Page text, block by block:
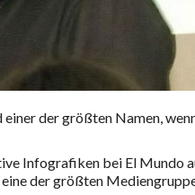
der größten Namen,
Infografiken bei El Mundo
der größten